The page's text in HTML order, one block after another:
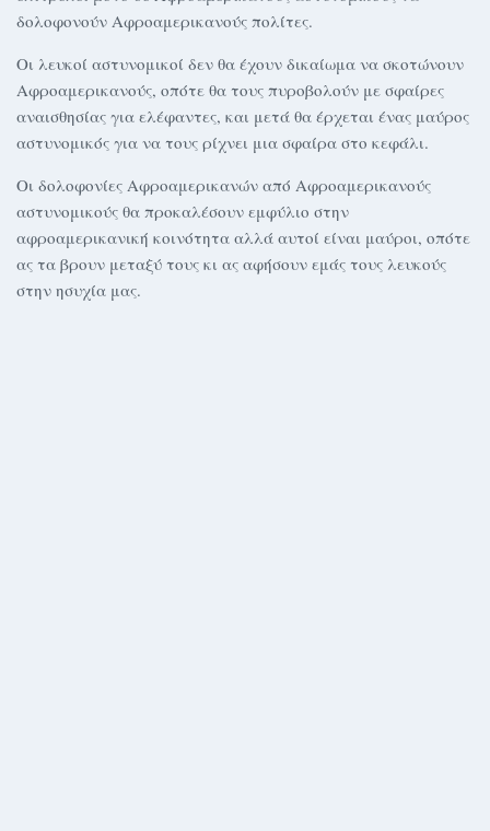
δολοφονούν Αφροαμερικανούς πολίτες.
Οι λευκοί αστυνομικοί δεν θα έχουν δικαίωμα να σκοτώνουν
Αφροαμερικανούς, οπότε θα τους πυροβολούν με σφαίρες
αναισθησίας για ελέφαντες, και μετά θα έρχεται ένας μαύρος
αστυνομικός για να τους ρίχνει μια σφαίρα στο κεφάλι.
Οι δολοφονίες Αφροαμερικανών από Αφροαμερικανούς
αστυνομικούς θα προκαλέσουν εμφύλιο στην
αφροαμερικανική κοινότητα αλλά αυτοί είναι μαύροι, οπότε
ας τα βρουν μεταξύ τους κι ας αφήσουν εμάς τους λευκούς
στην ησυχία μας.